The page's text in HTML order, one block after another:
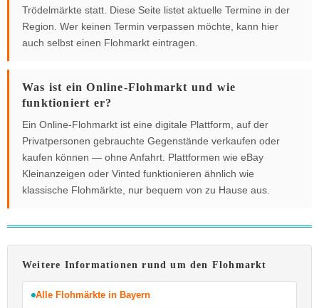
Trödelmärkte statt. Diese Seite listet aktuelle Termine in der
Region. Wer keinen Termin verpassen möchte, kann hier
auch selbst einen Flohmarkt eintragen.
Was ist ein Online-Flohmarkt und wie
funktioniert er?
Ein Online-Flohmarkt ist eine digitale Plattform, auf der
Privatpersonen gebrauchte Gegenstände verkaufen oder
kaufen können — ohne Anfahrt. Plattformen wie eBay
Kleinanzeigen oder Vinted funktionieren ähnlich wie
klassische Flohmärkte, nur bequem von zu Hause aus.
Weitere Informationen rund um den Flohmarkt
Alle Flohmärkte in Bayern